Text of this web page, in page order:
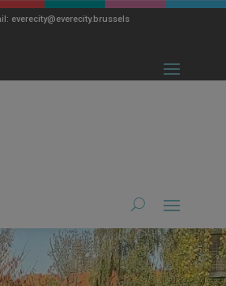
everecity@everecity.brussels
modal-check